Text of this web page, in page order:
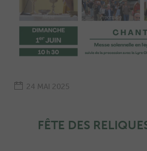
24 MAI 2025
FÊTE DES